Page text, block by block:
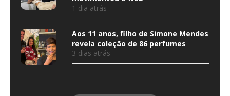
1 dia atrás
Aos 11 anos, filho de Simone Mendes
revela coleção de 86 perfumes
3 dias atrás